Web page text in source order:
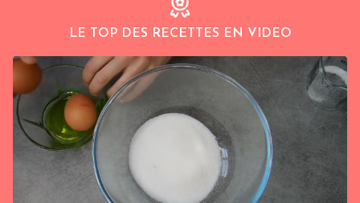
LE TOP DES RECETTES EN VIDEO